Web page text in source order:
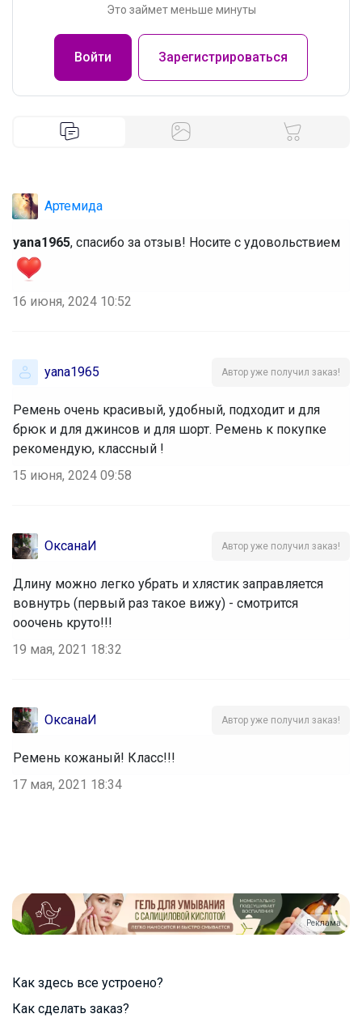
Это займет меньше минуты
Войти Зарегистрироваться
Артемида
yana1965, спасибо за отзыв! Носите с удовольствием
16 июня, 2024 10:52
yana1965 Автор уже получил заказ!
Ремень очень красивый, удобный, подходит и для
брюк и для джинсов и для шорт. Ремень к покупке
рекомендую, классный !
15 июня, 2024 09:58
ОксанаИ Автор уже получил заказ!
Длину можно легко убрать и хлястик заправляется
вовнутрь (первый раз такое вижу) - смотрится
ооочень круто!!!
19 мая, 2021 18:32
ОксанаИ Автор уже получил заказ!
Ремень кожаный! Класс!!!
17 мая, 2021 18:34
Реклама
Как здесь все устроено?
Как сделать заказ?